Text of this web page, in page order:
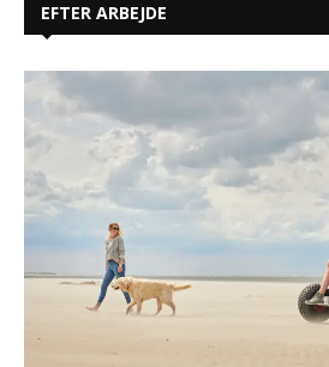
EFTER ARBEJDE